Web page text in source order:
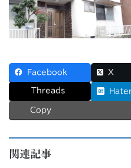
Facebook X
Threads
Copy
関連記事